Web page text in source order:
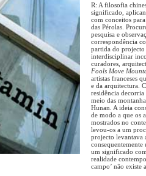
R: A filosofia
significado,
com conceitos
das Pérolas.
pesquisa e
correspondência
partida do projecto
interdisciplinar
curadores,
Fools Move
artistas franceses
e da arquitectura.
residência
meio das
Hunan. A ideia
de modo a que os
mostrados no
levou-os a um
projecto levantava
consequentemente
um significado
realidade
campo’ não